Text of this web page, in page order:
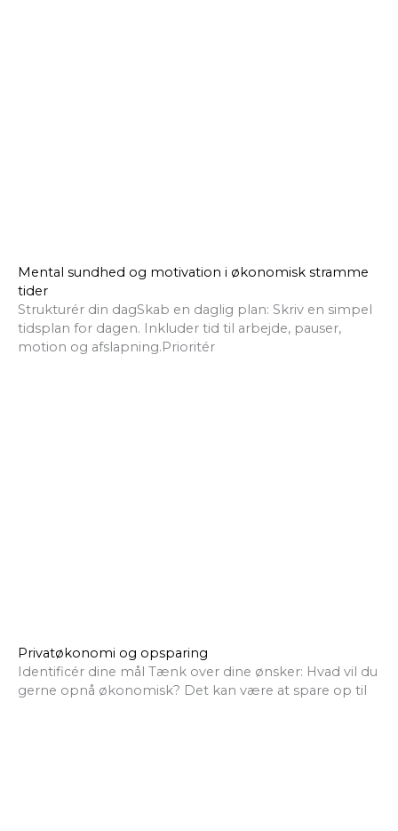
Mental sundhed og motivation i økonomisk stramme
tider
Strukturér din dagSkab en daglig plan: Skriv en simpel
tidsplan for dagen. Inkluder tid til arbejde, pauser,
motion og afslapning.Prioritér
Privatøkonomi og opsparing
Identificér dine mål Tænk over dine ønsker: Hvad vil du
gerne opnå økonomisk? Det kan være at spare op til